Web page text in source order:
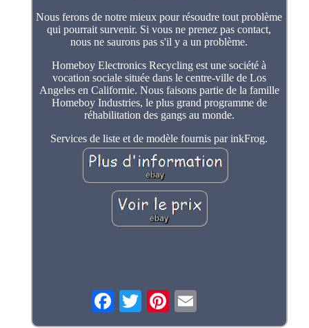
Nous ferons de notre mieux pour résoudre tout problème
qui pourrait survenir. Si vous ne prenez pas contact,
nous ne saurons pas s'il y a un problème.
Homeboy Electronics Recycling est une société à
vocation sociale située dans le centre-ville de Los
Angeles en Californie. Nous faisons partie de la famille
Homeboy Industries, le plus grand programme de
réhabilitation des gangs au monde.
Services de liste et de modèle fournis par inkFrog.